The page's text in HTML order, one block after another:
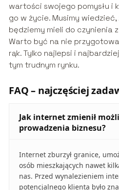
wartości swojego pomysłu i
go w życie. Musimy
będziemy mieli do czynienia
Warto być na nie
rąk. Tylko najlepsi i
tym trudnym rynku.
FAQ – najczęściej
Jak internet zmienił
prowadzenia biznesu?
Internet zburzył granice,
osób mieszkających nawet
nas. Przed wynalezieniem
potencjalnego klienta było